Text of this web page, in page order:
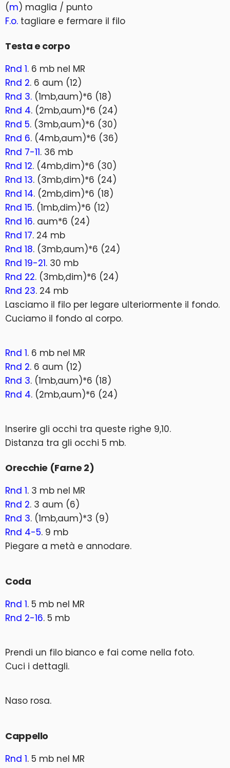
(m) maglia / punto
F.o. tagliare e fermare il filo
Testa e corpo
Rnd 1. 6 mb nel MR
Rnd 2. 6 aum (12)
Rnd 3. (1mb,aum)*6 (18)
Rnd 4. (2mb,aum)*6 (24)
Rnd 5. (3mb,aum)*6 (30)
Rnd 6. (4mb,aum)*6 (36)
Rnd 7-11. 36 mb
Rnd 12. (4mb,dim)*6 (30)
Rnd 13. (3mb,dim)*6 (24)
Rnd 14. (2mb,dim)*6 (18)
Rnd 15. (1mb,dim)*6 (12)
Rnd 16. aum*6 (24)
Rnd 17. 24 mb
Rnd 18. (3mb,aum)*6 (24)
Rnd 19-21. 30 mb
Rnd 22. (3mb,dim)*6 (24)
Rnd 23. 24 mb
Lasciamo il filo per legare ulteriormente il fondo.
Cuciamo il fondo al corpo.
Rnd 1. 6 mb nel MR
Rnd 2. 6 aum (12)
Rnd 3. (1mb,aum)*6 (18)
Rnd 4. (2mb,aum)*6 (24)
Inserire gli occhi tra queste righe 9,10.
Distanza tra gli occhi 5 mb.
Orecchie (Farne 2)
Rnd 1. 3 mb nel MR
Rnd 2. 3 aum (6)
Rnd 3. (1mb,aum)*3 (9)
Rnd 4-5. 9 mb
Piegare a metà e annodare.
Coda
Rnd 1. 5 mb nel MR
Rnd 2-16. 5 mb
Prendi un filo bianco e fai come nella foto.
Cuci i dettagli.
Naso rosa.
Cappello
Rnd 1. 5 mb nel MR